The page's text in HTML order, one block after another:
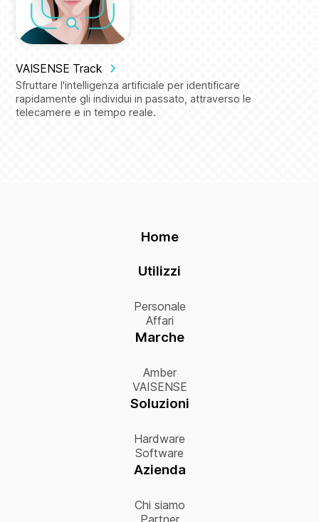
VAISENSE Track
Sfruttare l'intelligenza artificiale per identificare
rapidamente gli individui in passato, attraverso le
telecamere e in tempo reale.
Home
Utilizzi
Personale
Affari
Marche
Amber
VAISENSE
Soluzioni
Hardware
Software
Azienda
Chi siamo
Partner